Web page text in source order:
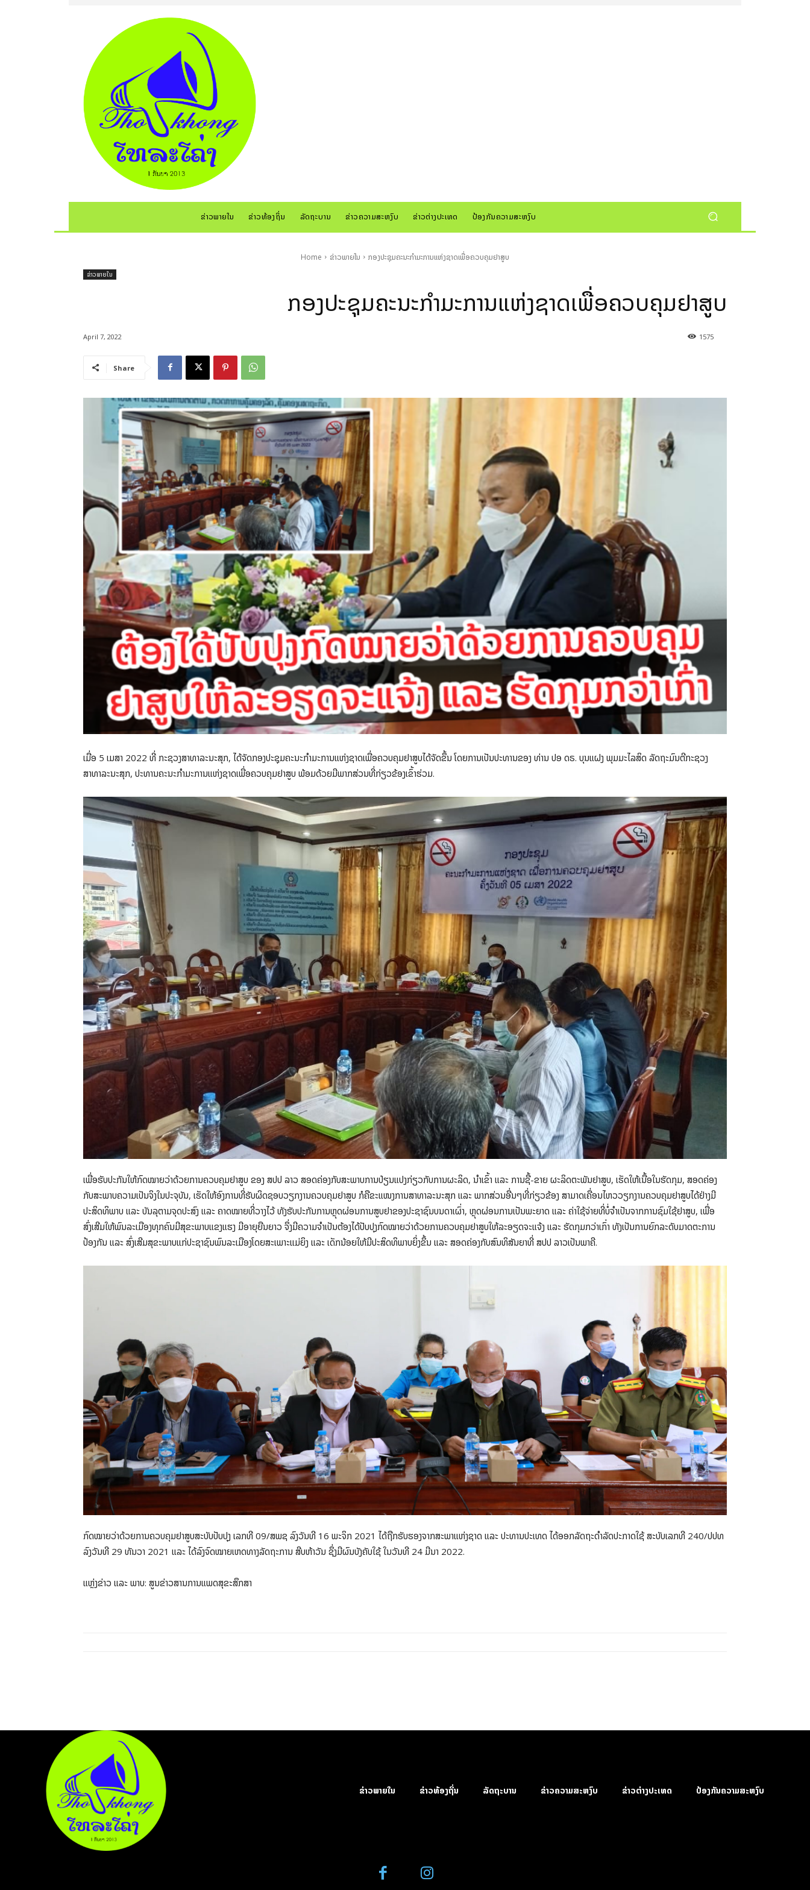
ຂ່າວພາຍໃນ ຂ່າວທ້ອງຖິ່ນ ລັດຖະບານ ຂ່າວຄວາມສະຫງົບ ຂ່າວຕ່າງປະເທດ ປ້ອງກັນຄວາມສະຫງົບ
Home ຂ່າວພາຍໃນ ກອງປະຊຸມຄະນະກຳມະການແຫ່ງຊາດເພື່ອຄວບຄຸມຢາສູບ
ຂ່າວພາຍໃນ
ກອງປະຊຸມຄະນະກຳມະການແຫ່ງຊາດເພື່ອຄວບຄຸມຢາສູບ
1575
April 7, 2022
Share
ເມື່ອ 5 ເມສາ 2022 ທີ່ ກະຊວງສາທາລະນະສຸກ, ໄດ້ຈັດກອງປະຊຸມຄະນະກຳມະການແຫ່ງຊາດເພື່ອຄວບຄຸມຢາສູບໄດ້ຈັດຂຶ້ນ ໂດຍການເປັນປະທານຂອງ ທ່ານ ປອ ດຣ. ບຸນແຝງ ພຸມມະໄລສິດ ລັດຖະມົນຕີກະຊວງ
ສາທາລະນະສຸກ, ປະທານຄະນະກຳມະການແຫ່ງຊາດເພື່ອຄວບຄຸມຢາສູບ ພ້ອມດ້ວຍມີພາກສ່ວນທີ່ກ່ຽວຂ້ອງເຂົ້າຮ່ວມ.
ເພື່ອຮັບປະກັນໃຫ້ກົດໝາຍວ່າດ້ວຍການຄວບຄຸມຢາສູບ ຂອງ ສປປ ລາວ ສອດຄ່ອງກັບສະພາບການປ່ຽນແປງກ່ຽວກັບການຜະລິດ, ນຳເຂົ້າ ແລະ ການຊື້-ຂາຍ ຜະລິດຕະພັນຢາສູບ, ເຮັດໃຫ້ເນື້ອໃນຮັດກຸມ, ສອດຄ່ອງ
ກັບສະພາບຄວາມເປັນຈິງໃນປະຈຸບັນ, ເຮັດໃຫ້ອົງການທີ່ຮັບຜິດຊອບວຽກງານຄວບຄຸມຢາສູບ ກໍຄືຂະແໜງການສາທາລະນະສຸກ ແລະ ພາກສ່ວນອື່ນໆທີ່ກ່ຽວຂ້ອງ ສາມາດເຄື່ອນໄຫວວຽກງານຄວບຄຸມຢາສູບໄດ້ຢ່າງມີ
ປະສິດທິພາບ ແລະ ບັນລຸຕາມຈຸດປະສົງ ແລະ ຄາດໝາຍທີ່ວາງໄວ້ ທັງຮັບປະກັນການຫຼຸດຜ່ອນການສູບຢາຂອງປະຊາຊົນບນດາເຜົ່າ, ຫຼຸດຜ່ອນການເປັນພະຍາດ ແລະ ຄ່າໃຊ້ຈ່າຍທີ່ບໍ່ຈຳເປັນຈາກການຊົມໃຊ້ຢາສູບ, ເພື່ອ
ສົ່ງເສີມໃຫ້ພົນລະເມືອງທຸກຄົນມີສຸຂະພາບແຂງແຮງ ມີອາຍຸຍືນຍາວ ຈຶ່ງມີຄວາມຈຳເປັນຕ້ອງໄດ້ປັບປຸງກົດໝາຍວ່າດ້ວຍການຄວບຄຸມຢາສູບໃຫ້ລະອຽດຈະແຈ້ງ ແລະ ຮັດກຸມກວ່າເກົ່າ ທັງເປັນການຍົກລະດັບມາດຕະການ
ປ້ອງກັນ ແລະ ສົ່ງເສີມສຸຂະພາບແກ່ປະຊາຊົນພົນລະເມືອງໂດຍສະເພາະແມ່ຍິງ ແລະ ເດັກນ້ອຍໃຫ້ມີປະສິດທິພາບຍິ່ງຂຶ້ນ ແລະ ສອດຄ່ອງກັບສົນທິສັນຍາທີ່ ສປປ ລາວເປັນພາຄີ.
ກົດໝາຍວ່າດ້ວຍການຄວບຄຸມຢາສູບສະບັບປັບປຸງ ເລກທີ 09/ສພຊ ລົງວັນທີ 16 ພະຈິກ 2021 ໄດ້ຖືກຮັບຮອງຈາກສະພາແຫ່ງຊາດ ແລະ ປະທານປະເທດ ໄດ້ອອກລັດຖະດຳລັດປະກາດໃຊ້ ສະບັບເລກທີ 240/ປປທ
ລົງວັນທີ 29 ທັນວາ 2021 ແລະ ໄດ້ລົງຈົດໝາຍເຫດທາງລັດຖະການ ສີບຫ້າວັນ ຊຶ່ງມີຜົນບັງຄັບໃຊ້ ໃນວັນທີ 24 ມີນາ 2022.
ແຫຼ່ງຂ່າວ ແລະ ພາບ: ສູນຂ່າວສານການແພດສຸຂະສຶກສາ
ຂ່າວພາຍໃນ ຂ່າວທ້ອງຖິ່ນ ລັດຖະບານ ຂ່າວຄວາມສະຫງົບ ຂ່າວຕ່າງປະເທດ ປ້ອງກັນຄວາມສະຫງົບ